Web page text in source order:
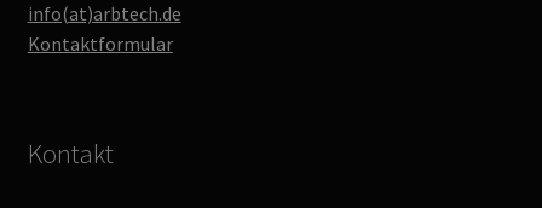
info(at)arbtech.de
Kontaktformular
Kontakt